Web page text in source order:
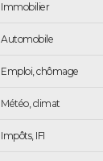
Immobilier
Automobile
Emploi, chômage
Météo, climat
Impôts, IFI